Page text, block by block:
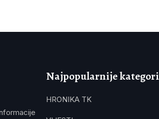
Najpopularnije
HRONIKA TK